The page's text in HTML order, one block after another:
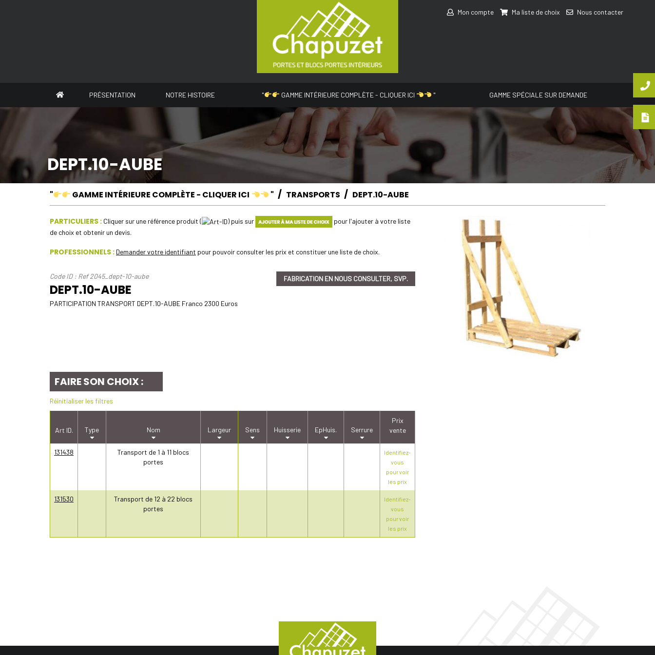
Mon compte Ma liste de choix Nous contacter
PRÉSENTATION NOTRE HISTOIRE " GAMME INTÉRIEURE COMPLÈTE - CLIQUER ICI " GAMME SPÉCIALE SUR DEMANDE
DEPT.10-AUBE
" GAMME INTÉRIEURE COMPLÈTE - CLIQUER ICI " TRANSPORTS DEPT.10-AUBE
PARTICULIERS : Cliquer sur une référence produit ( ) puis sur
pour l'ajouter à votre liste
de choix et obtenir un devis.
PROFESSIONNELS : Demander votre identifiant pour pouvoir consulter les prix et constituer une liste de choix.
Code ID : Ref 2045_dept-10-aube
DEPT.10-AUBE
FABRICATION EN NOUS CONSULTER, SVP.
PARTICIPATION TRANSPORT DEPT.10-AUBE Franco 2300 Euros
FAIRE SON CHOIX :
Réinitialiser les filtres
Art ID. Type Nom Largeur Sens Huisserie EpHuis. Serrure
Prix
vente
131438
Transport de 1 à 11 blocs
portes
Identifiez-
vous
pour voir
les prix
131530
Transport de 12 à 22 blocs
portes
Identifiez-
vous
pour voir
les prix